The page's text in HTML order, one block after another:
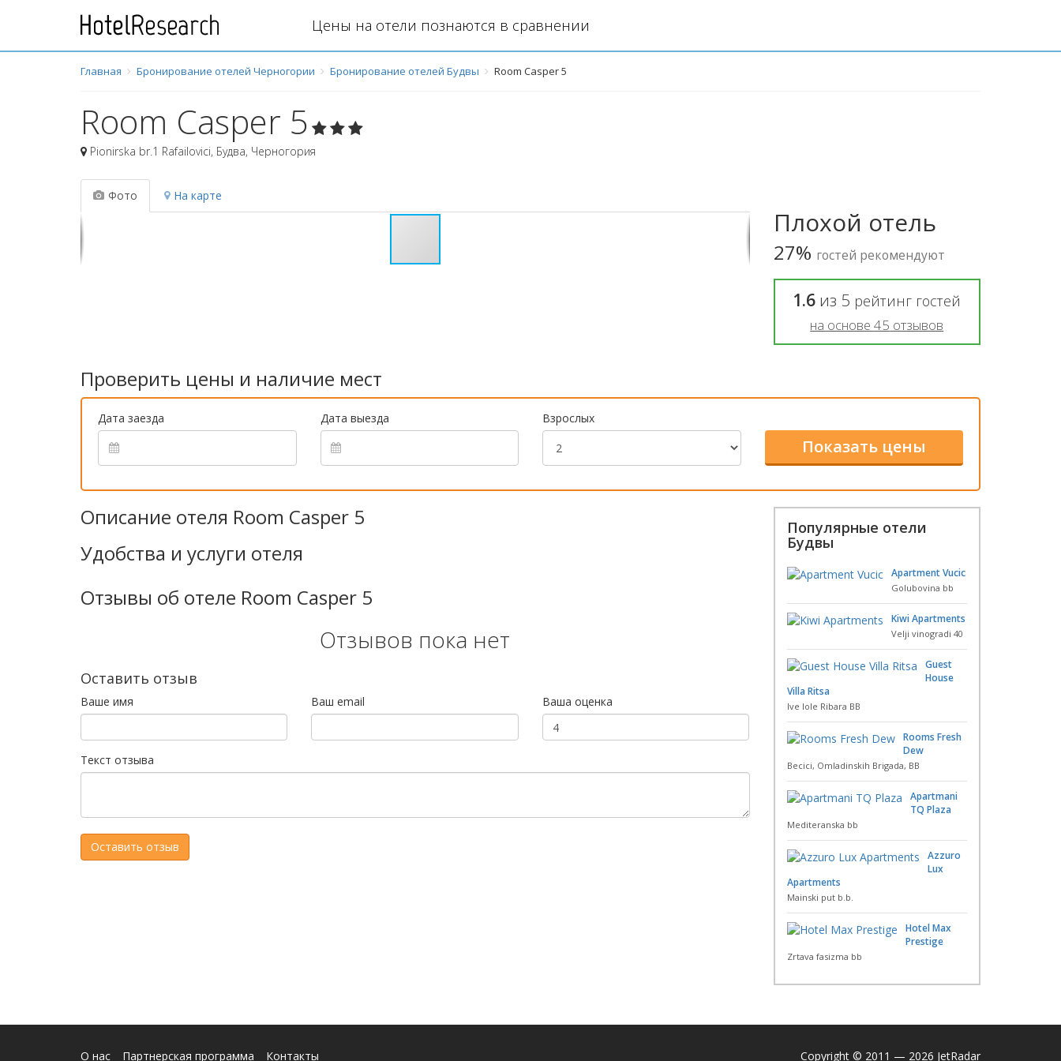
Цены на отели познаются в сравнении
Главная Бронирование отелей Черногории Бронирование отелей Будвы Room Casper 5
Room Casper 5
Pionirska br.1 Rafailovici, Будва, Черногория
Фото На карте
Плохой отель
27% гостей рекомендуют
1.6 из 5 рейтинг гостей
на основе45 отзывов
Проверить цены и наличие мест
Дата заезда Дата выезда Взрослых
Описание отеля Room Casper 5
Удобства и услуги отеля
Отзывы об отеле Room Casper 5
Отзывов пока нет
Оставить отзыв
Ваше имя Ваш email Ваша оценка
Текст отзыва
Популярные отели
Будвы
Apartment Vucic
Golubovina bb
Kiwi Apartments
Velji vinogradi 40
Guest
House
Villa Ritsa
Ive lole Ribara BB
Rooms Fresh
Dew
Becici, Omladinskih Brigada, BB
Apartmani
TQ Plaza
Mediteranska bb
Azzuro
Lux
Apartments
Mainski put b.b.
Hotel Max
Prestige
Zrtava fasizma bb
О нас Партнерская программа Контакты Copyright © 2011 — 2026 JetRadar